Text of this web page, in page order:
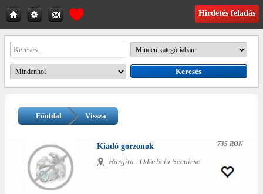
Hirdetés feladás
Főoldal Vissza
Kiadó gorzonok
Hargita - Odorheiu-Secuiesc
735 RON